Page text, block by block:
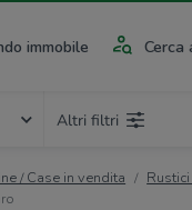
immobile Cerca
Altri filtri
/ Case in vendita